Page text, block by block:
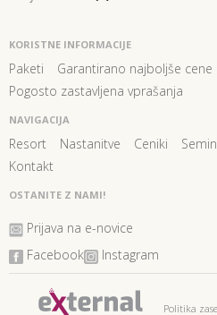
KORISTNE INFORMACIJE
Paketi
Garantirano najboljše cene
Pogosto zastavljena vprašanja
NAVIGACIJA
Resort Nastanitve Ceniki
Kontakt
OSTANITE Z NAMI!
Prijava na e-novice
Facebook
Instagram
Politika